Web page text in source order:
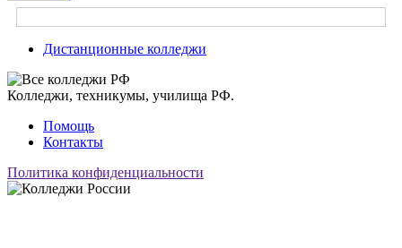
Дистанционные колледжи
Колледжи, техникумы, училища РФ.
Помощь
Контакты
Политика конфиденциальности